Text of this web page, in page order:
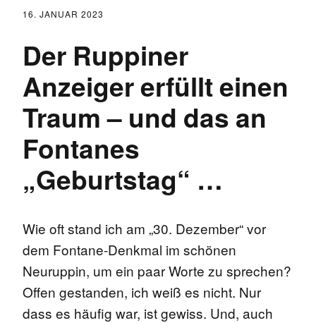
16. JANUAR 2023
Der Ruppiner
Anzeiger erfüllt einen
Traum – und das an
Fontanes
„Geburtstag“ …
Wie oft stand ich am „30. Dezember“ vor
dem Fontane-Denkmal im schönen
Neuruppin, um ein paar Worte zu sprechen?
Offen gestanden, ich weiß es nicht. Nur
dass es häufig war, ist gewiss. Und, auch